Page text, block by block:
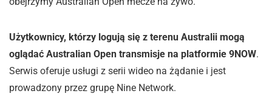
Użytkownicy, którzy logują się z terenu Australii mogą
oglądać Australian Open transmisje na platformie 9NOW.
Serwis oferuje usługi z serii wideo na żądanie i jest
prowadzony przez grupę Nine Network.